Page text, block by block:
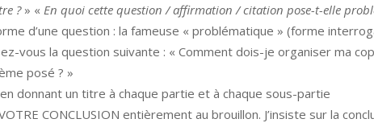
?» « En quoi cette question / affirmation / citation pose-t-elle
d’une question : la fameuse « problématique » (forme
vous la question suivante : « Comment dois-je organiser ma
posé ? »
donnant un titre à chaque partie et à chaque sous-partie
CONCLUSION entièrement au brouillon. J’insiste sur la